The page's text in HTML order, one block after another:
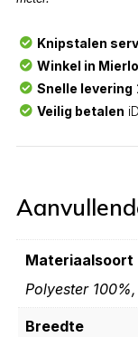
Knipstalen
Winkel in Mierlo
Snelle levering
Veilig betalen
Materiaalsoort
Polyester
Breedte